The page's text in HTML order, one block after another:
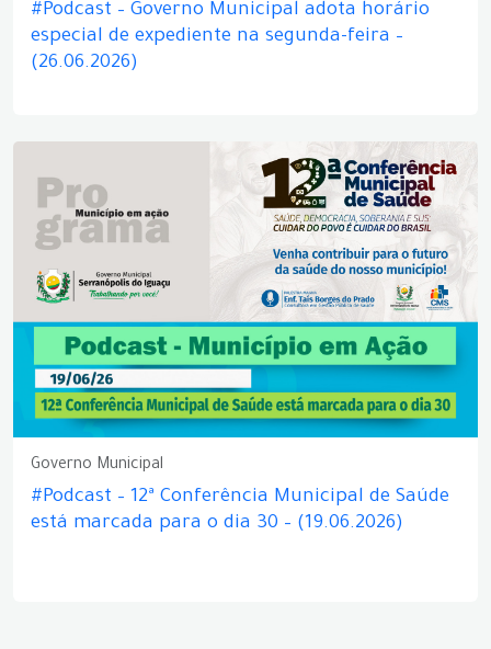
#Podcast – Governo Municipal adota horário
especial de expediente na segunda-feira –
(26.06.2026)
Governo Municipal
#Podcast – 12ª Conferência Municipal de Saúde
está marcada para o dia 30 – (19.06.2026)